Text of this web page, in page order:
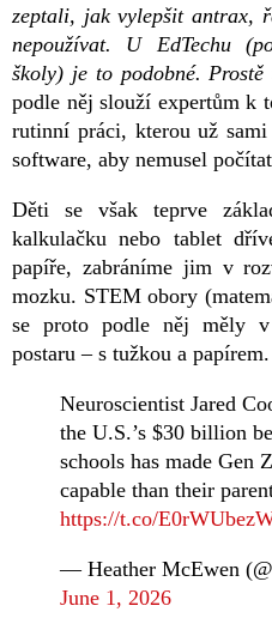
zeptali, jak vylepšit antrax,
nepoužívat. U EdTechu
školy) je to podobné. Prostě
podle něj slouží expertům k
rutinní práci, kterou už
software, aby nemusel
Děti se však teprve
kalkulačku nebo tablet
papíře, zabráníme jim v
mozku. STEM obory
se proto podle něj měly
postaru – s tužkou a papírem.
Neuroscientist Jared
the U.S.’s $30 billion
schools has made Gen
capable than their
https://t.co/
— Heather McEwen
June 1, 2026